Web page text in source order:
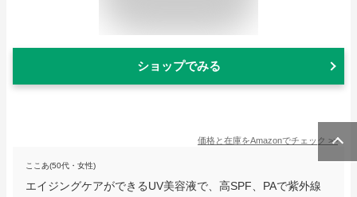
ショップでみる
価格と在庫をAmazonでチェック >>
ここあ(50代・女性)
エイジングケアができるUV美容液で、高SPF、PAで紫外線